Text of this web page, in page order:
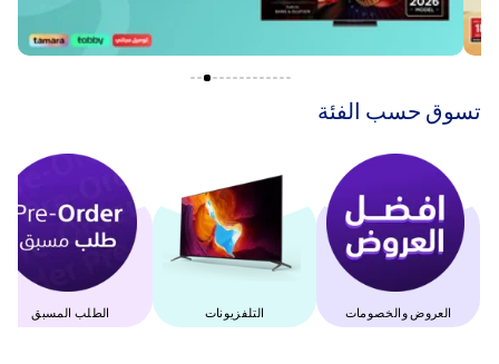
‫تسوق حسب الفئة‬
العروض والخصومات التلفزيونات الطلب المسبق